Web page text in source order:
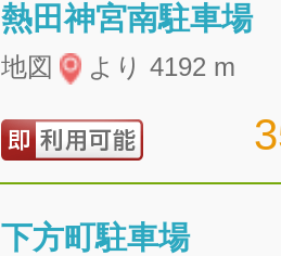
熱田神宮南駐車場
地図 より 4192 m
下方町駐車場